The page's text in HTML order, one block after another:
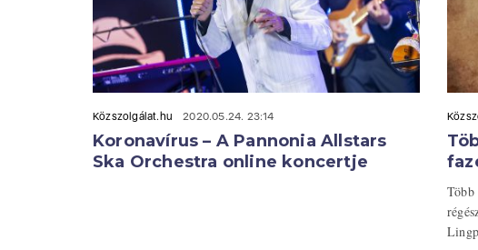
Közszolgálat.hu 2020.05.24. 23:14
Koronavírus – A Pannonia Allstars
Ska Orchestra online koncertje
Több